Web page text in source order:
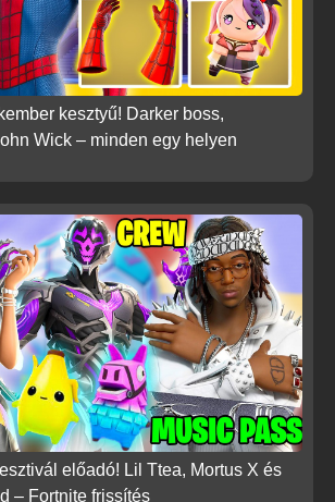
kesztyű! Darker boss,
Wick – minden egy helyen
előadó! Lil Ttea, Mortus X és
– Fortnite frissítés